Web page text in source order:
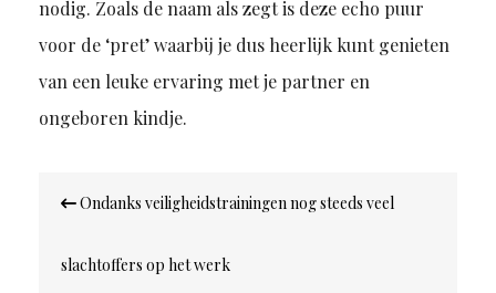
nodig. Zoals de naam als zegt is deze echo puur
voor de ‘pret’ waarbij je dus heerlijk kunt genieten
van een leuke ervaring met je partner en
ongeboren kindje.
navigatie
Ondanks veiligheidstrainingen nog steeds veel
slachtoffers op het werk